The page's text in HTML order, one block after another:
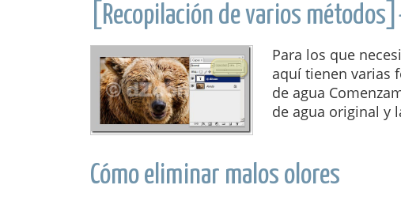
[Recopilación de varios
Para los que
aquí tienen varias
de agua
de agua original y
Cómo eliminar malos olores